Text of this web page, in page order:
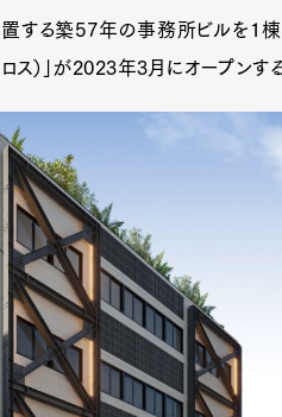
る築57年の事務所ビルを1棟
）」が2023年3月にオープンする